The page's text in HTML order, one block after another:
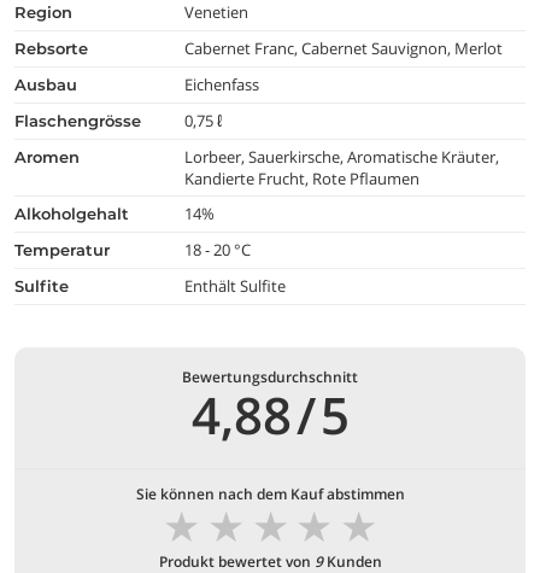
region Venetien
rebsorte Cabernet Franc, Cabernet Sauvignon, Merlot
ausbau Eichenfass
flaschengrösse 0,75 ℓ
aromen
Lorbeer, Sauerkirsche, Aromatische Kräuter,
Kandierte Frucht, Rote Pflaumen
alkoholgehalt 14%
temperatur 18 - 20 °C
Sulfite Enthält Sulfite
Bewertungsdurchschnitt
4,88/5
Sie können nach dem Kauf abstimmen
★
★
★
★
★
Produkt bewertet von 9Kunden